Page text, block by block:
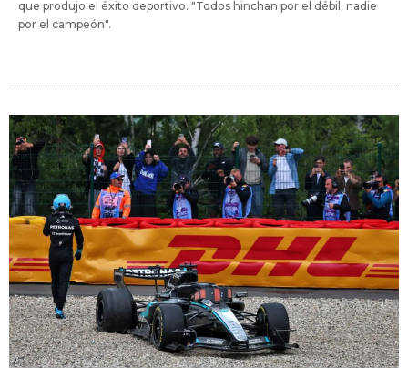
que produjo el éxito deportivo. "Todos hinchan por el débil; nadie
por el campeón".